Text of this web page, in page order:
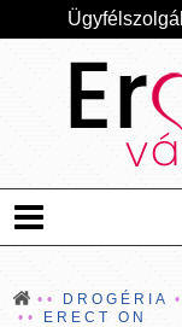
DROGÉRIA
ERECT ON